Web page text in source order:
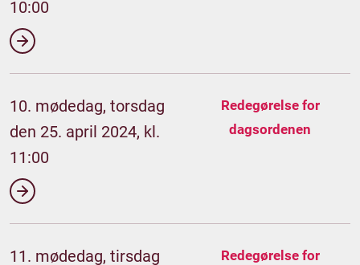
10:00
10. mødedag, torsdag
den 25. april 2024, kl.
11:00
Redegørelse for
dagsordenen
11. mødedag, tirsdag
Redegørelse for